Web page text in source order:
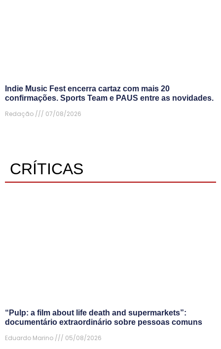
Indie Music Fest encerra cartaz com mais 20
confirmações. Sports Team e PAUS entre as novidades.
Redação
07/08/2026
CRÍTICAS
“Pulp: a film about life death and supermarkets”:
documentário extraordinário sobre pessoas comuns
Eduardo Marino
05/08/2026